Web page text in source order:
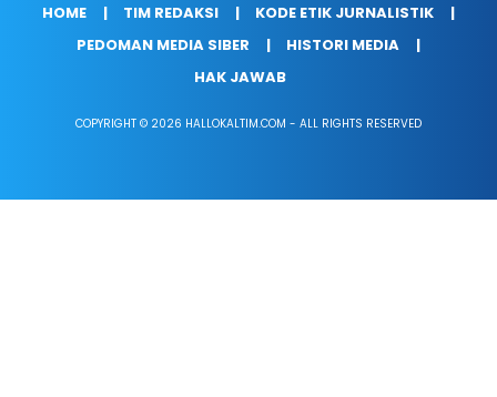
HOME TIM REDAKSI
KODE ETIK JURNALISTIK
PEDOMAN MEDIA SIBER
HISTORI MEDIA
HAK JAWAB
COPYRIGHT © 2026 HALLOKALTIM.COM - ALL RIGHTS RESERVED